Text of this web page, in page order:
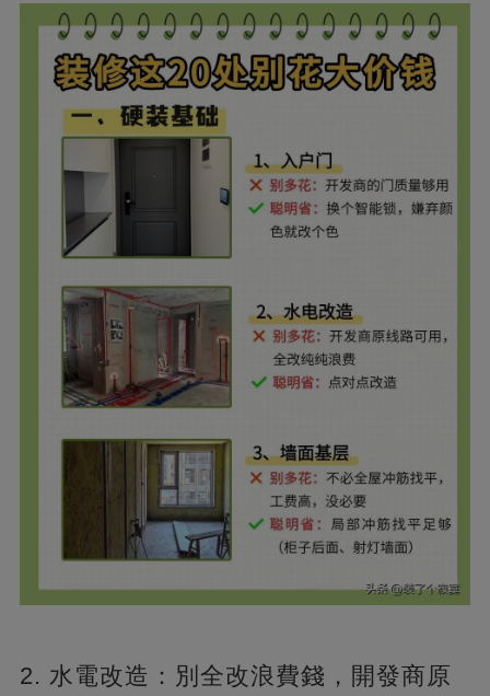
2. 水電改造：別全改浪費錢，開發商原